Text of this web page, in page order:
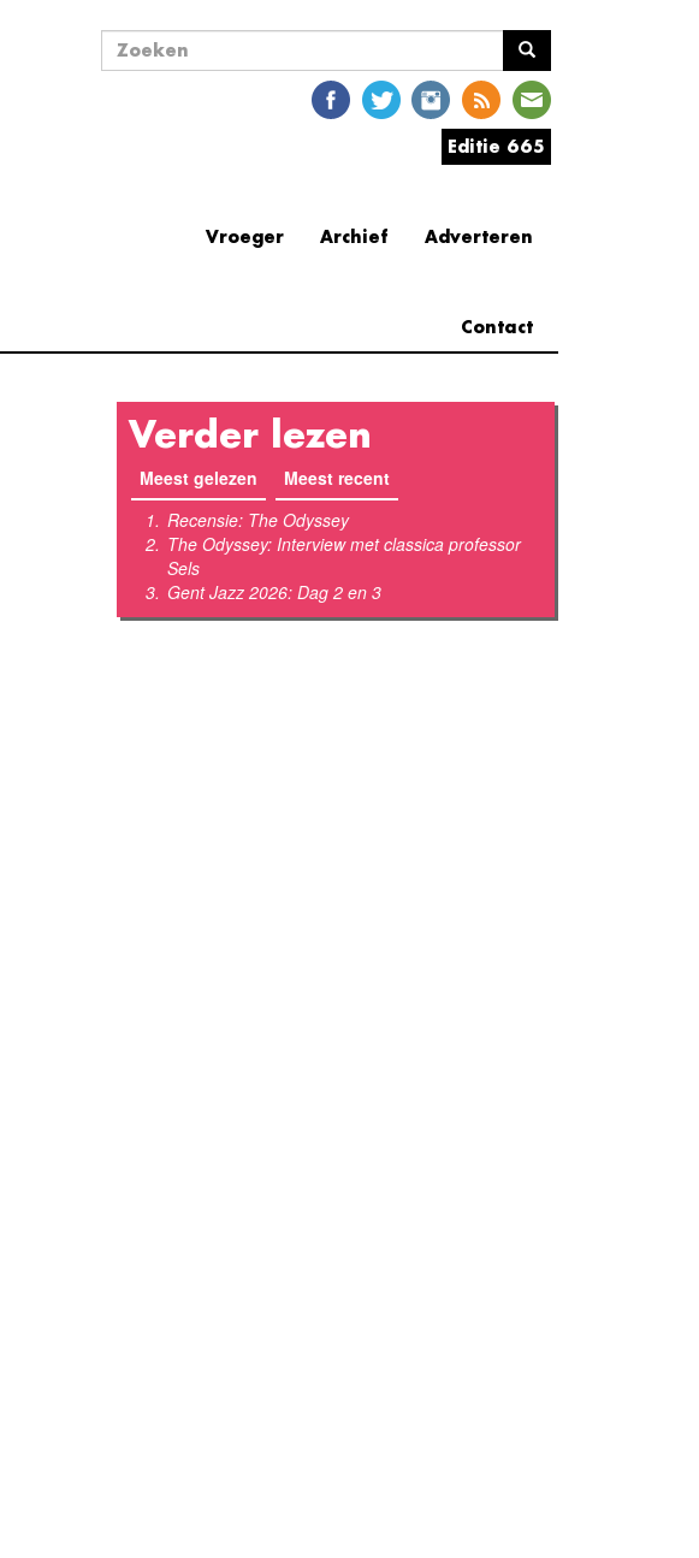
Zoekveld
Editie 665
Adverteren
Archief
Vroeger
Contact
Verder lezen
Meest gelezen (actieve tabblad)
Meest recent
Recensie: The Odyssey
The Odyssey: Interview met classica professor
Sels
Gent Jazz 2026: Dag 2 en 3